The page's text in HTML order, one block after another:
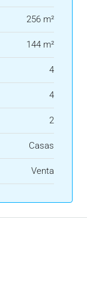
256 m²
144 m²
4
4
2
Casas
Venta